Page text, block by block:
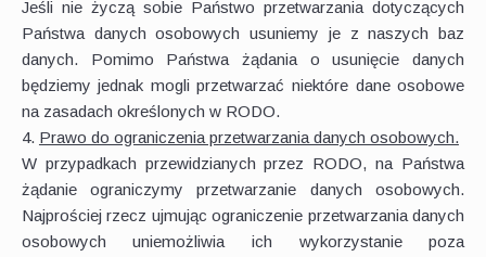
Jeśli nie życzą sobie Państwo przetwarzania dotyczących
Państwa danych osobowych usuniemy je z naszych baz
danych. Pomimo Państwa żądania o usunięcie danych
będziemy jednak mogli przetwarzać niektóre dane osobowe
na zasadach określonych w RODO.
4. Prawo do ograniczenia przetwarzania danych osobowych.
W przypadkach przewidzianych przez RODO, na Państwa
żądanie ograniczymy przetwarzanie danych osobowych.
Najprościej rzecz ujmując ograniczenie przetwarzania danych
osobowych uniemożliwia ich wykorzystanie poza